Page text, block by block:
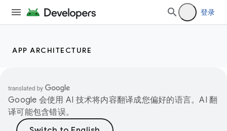
登录
APP ARCHITECTURE
Google 会使用 AI 技术将内容翻译成您偏好的语言。AI 翻
译可能包含错误。